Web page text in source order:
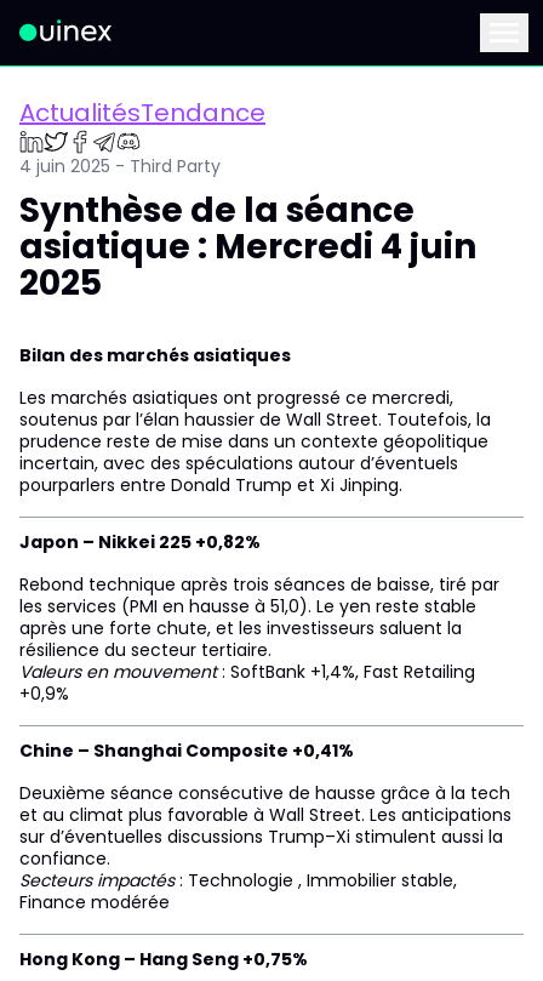
Ceci est le logo et, si vous cliquez dessus, vous serez
ActualitésTendance
4 juin 2025 - Third Party
Synthèse de la séance
asiatique : Mercredi 4 juin
2025
Bilan des marchés asiatiques
Les marchés asiatiques ont progressé ce mercredi,
soutenus par l’élan haussier de Wall Street. Toutefois, la
prudence reste de mise dans un contexte géopolitique
incertain, avec des spéculations autour d’éventuels
pourparlers entre Donald Trump et Xi Jinping.
Japon – Nikkei 225 +0,82%
Rebond technique après trois séances de baisse, tiré par
les services (PMI en hausse à 51,0). Le yen reste stable
après une forte chute, et les investisseurs saluent la
résilience du secteur tertiaire.
Valeurs en mouvement: SoftBank +1,4%, Fast Retailing
+0,9%
Chine – Shanghai Composite +0,41%
Deuxième séance consécutive de hausse grâce à la tech
et au climat plus favorable à Wall Street. Les anticipations
sur d’éventuelles discussions Trump–Xi stimulent aussi la
confiance.
Secteurs impactés: Technologie , Immobilier stable,
Finance modérée
Hong Kong – Hang Seng +0,75%